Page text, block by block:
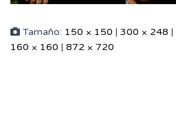
Tamaño: 150 × 150 | 300 × 248 |
160 × 160 | 872 × 720